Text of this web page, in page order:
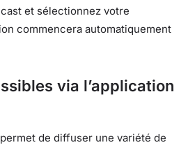
et sélectionnez votre
commencera automatiquement
via l’application
permet de diffuser une variété de